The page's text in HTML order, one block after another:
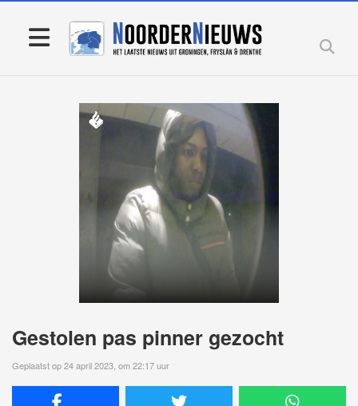
Gestolen pas pinner gezocht
Geplaatst op 24 april 2023, om 22:17 uur